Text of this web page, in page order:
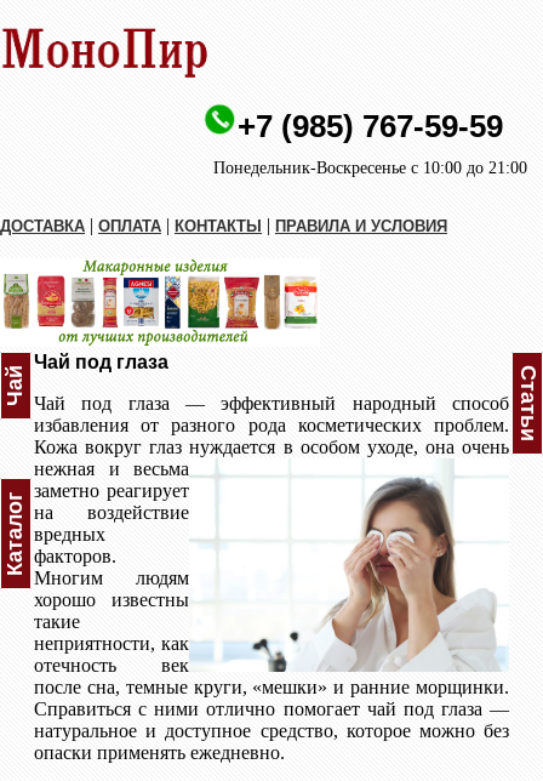
+7 (985) 767-59-59
Понедельник-Воскресенье с 10:00 до 21:00
ДОСТАВКА | ОПЛАТА | КОНТАКТЫ | ПРАВИЛА И УСЛОВИЯ
Чай
Каталог
Чай под глаза
Чай под глаза — эффективный народный способ
избавления от разного рода косметических проблем.
Кожа вокруг глаз нуждается в особом уходе, она очень
нежная и весьма
заметно реагирует
на воздействие
вредных
факторов.
Многим людям
хорошо известны
такие
неприятности, как
отечность век
после сна, темные круги, «мешки» и ранние морщинки.
Справиться с ними отлично помогает чай под глаза —
натуральное и доступное средство, которое можно без
опаски применять ежедневно.
Статьи